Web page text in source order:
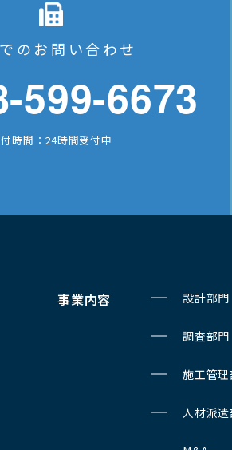
のお問い合わせ
599-6673
時間：24時間受付中
事業内容 設計部門
調査部門
施工管
人材派